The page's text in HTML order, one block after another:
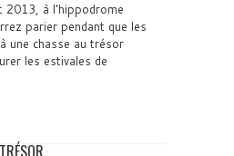
2013, à l'hippodrome
parier pendant que les
une chasse au trésor
les estivales de